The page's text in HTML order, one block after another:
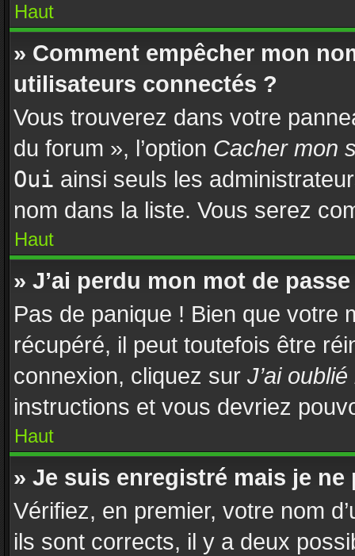
Haut
» Comment empêcher mon
utilisateurs connectés ?
Vous trouverez dans votre
du forum », l’option Cacher mon
Oui ainsi seuls les
nom dans la liste. Vous serez
Haut
» J’ai perdu mon mot de
Pas de panique ! Bien que votre
récupéré, il peut toutefois être
connexion, cliquez sur J’ai
instructions et vous devriez
Haut
» Je suis enregistré mais je
Vérifiez, en premier, votre nom
ils sont corrects, il y a deux